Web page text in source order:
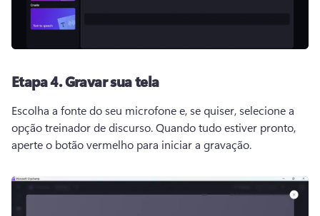
Etapa 4. Gravar sua tela
Escolha a fonte do seu microfone e, se quiser, selecione a
opção treinador de discurso. Quando tudo estiver pronto,
aperte o botão vermelho para iniciar a gravação.